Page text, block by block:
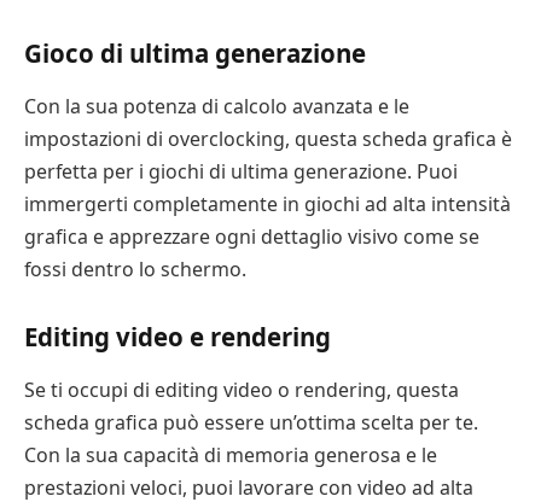
Gioco di ultima generazione
Con la sua potenza di calcolo avanzata e le
impostazioni di overclocking, questa scheda grafica è
perfetta per i giochi di ultima generazione. Puoi
immergerti completamente in giochi ad alta intensità
grafica e apprezzare ogni dettaglio visivo come se
fossi dentro lo schermo.
Editing video e rendering
Se ti occupi di editing video o rendering, questa
scheda grafica può essere un’ottima scelta per te.
Con la sua capacità di memoria generosa e le
prestazioni veloci, puoi lavorare con video ad alta